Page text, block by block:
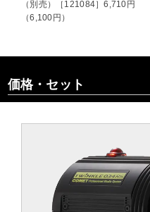
（別売）［121084］6,710円
（6,100円）
価格・セット